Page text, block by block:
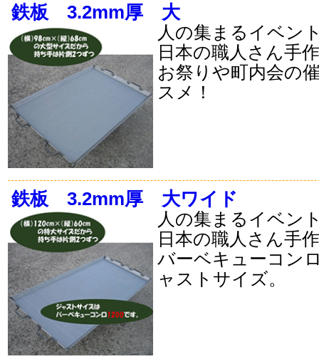
鉄板 3.2mm厚 大
人の集まるイベン
日本の職人さん手
お祭りや町内会の
スメ！
鉄板 3.2mm厚 大ワイド
人の集まるイベン
日本の職人さん手
バーベキューコン
ャストサイズ。